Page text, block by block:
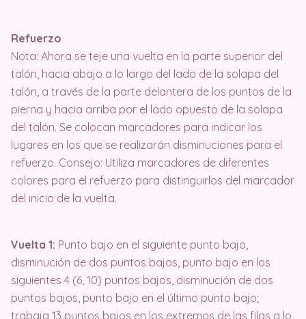
Refuerzo
Nota: Ahora se teje una vuelta en la parte superior del
talón, hacia abajo a lo largo del lado de la solapa del
talón, a través de la parte delantera de los puntos de la
pierna y hacia arriba por el lado opuesto de la solapa
del talón. Se colocan marcadores para indicar los
lugares en los que se realizarán disminuciones para el
refuerzo. Consejo: Utiliza marcadores de diferentes
colores para el refuerzo para distinguirlos del marcador
del inicio de la vuelta.
Vuelta 1: Punto bajo en el siguiente punto bajo,
disminución de dos puntos bajos, punto bajo en los
siguientes 4 (6, 10) puntos bajos, disminución de dos
puntos bajos, punto bajo en el último punto bajo;
trabaja 13 puntos bajos en los extremos de las filas a lo